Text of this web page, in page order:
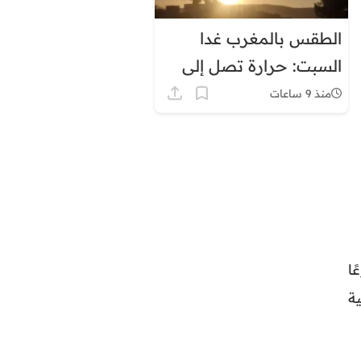
مدفوعًا
الطقس بالمغرب غدا
السبت: حرارة تصل إلى
45 درجة وزخات رعديةمنذ 9 ساعات